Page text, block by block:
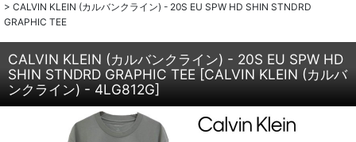
> CALVIN KLEIN (カルバンクライン) - 20S EU SPW HD SHIN STNDRD
GRAPHIC TEE
CALVIN KLEIN (カルバンクライン) - 20S EU SPW HD
SHIN STNDRD GRAPHIC TEE [CALVIN KLEIN (カルバ
ンクライン) - 4LG812G]